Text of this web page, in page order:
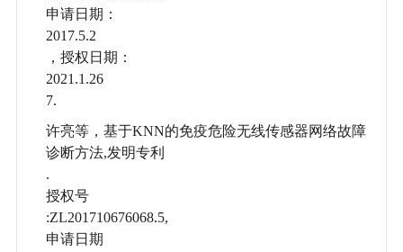
申请日期：
2017.5.2
，授权日期：
2021.1.26
7.
许亮等，基于KNN的免疫危险无线传感器网络故障
诊断方法,发明专利
.
授权号
:ZL201710676068.5,
申请日期